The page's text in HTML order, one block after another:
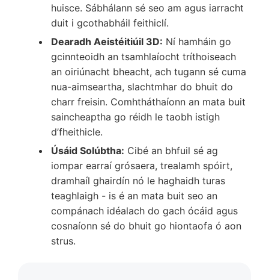
huisce. Sábhálann sé seo am agus iarracht
duit i gcothabháil feithiclí.
Dearadh Aeistéitiúil 3D: Ní hamháin go
gcinnteoidh an tsamhlaíocht tríthoiseach
an oiriúnacht bheacht, ach tugann sé cuma
nua-aimseartha, slachtmhar do bhuit do
charr freisin. Comhtháthaíonn an mata buit
saincheaptha go réidh le taobh istigh
d’fheithicle.
Úsáid Solúbtha: Cibé an bhfuil sé ag
iompar earraí grósaera, trealamh spóirt,
dramhaíl ghairdín nó le haghaidh turas
teaghlaigh - is é an mata buit seo an
compánach idéalach do gach ócáid ​​agus
cosnaíonn sé do bhuit go hiontaofa ó aon
strus.